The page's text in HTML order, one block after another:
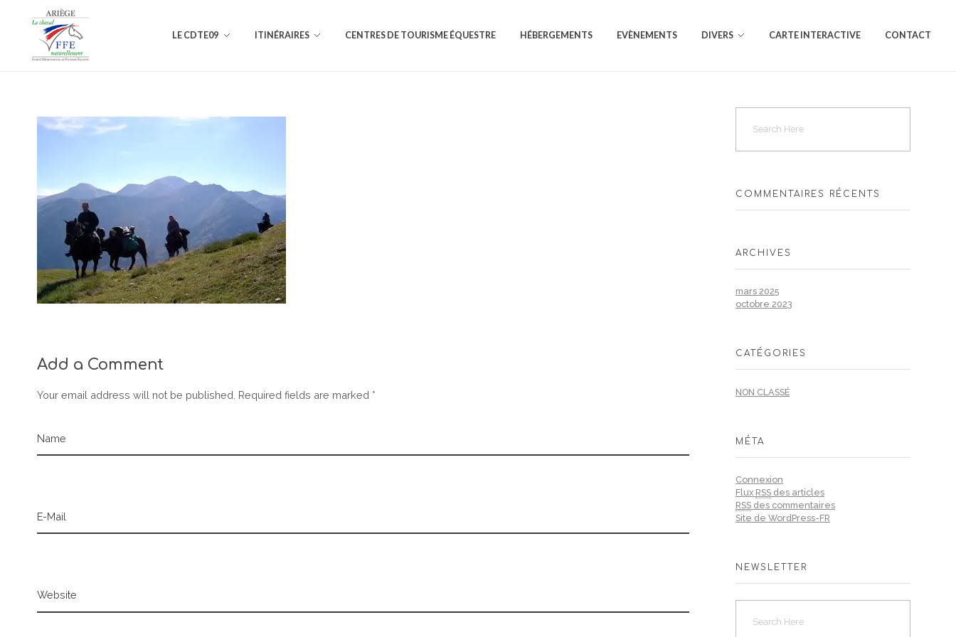
Comité Départemental de Tourisme Équestre de l'Ariège
LE CDTE09 ITINÉRAIRES CENTRES DE TOURISME ÉQUESTRE HÉBERGEMENTS EVÈNEMENTS DIVERS CARTE INTERACTIVE CONTACT
Add a Comment
Your email address will not be published. Required fields are marked *
Name
E-Mail
Website
COMMENTAIRES RÉCENTS
ARCHIVES
mars 2025
octobre 2023
CATÉGORIES
NON CLASSÉ
MÉTA
Connexion
Flux RSS des articles
RSS des commentaires
Site de WordPress-FR
NEWSLETTER